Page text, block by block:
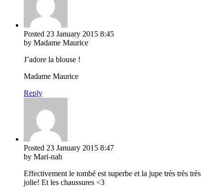
Posted 23 January 2015 8:45
by Madame Maurice
J’adore la blouse !
Madame Maurice
Reply
Posted 23 January 2015 8:47
by Mari-nah
Effectivement le tombé est superbe et la jupe très très très
jolie! Et les chaussures <3